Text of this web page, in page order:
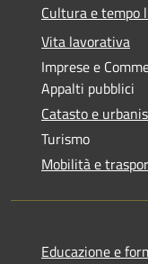
Cultura e tempo
Vita lavorativa
Imprese e
Appalti pubblici
Catasto e
Turismo
Mobilità e
Educazione e